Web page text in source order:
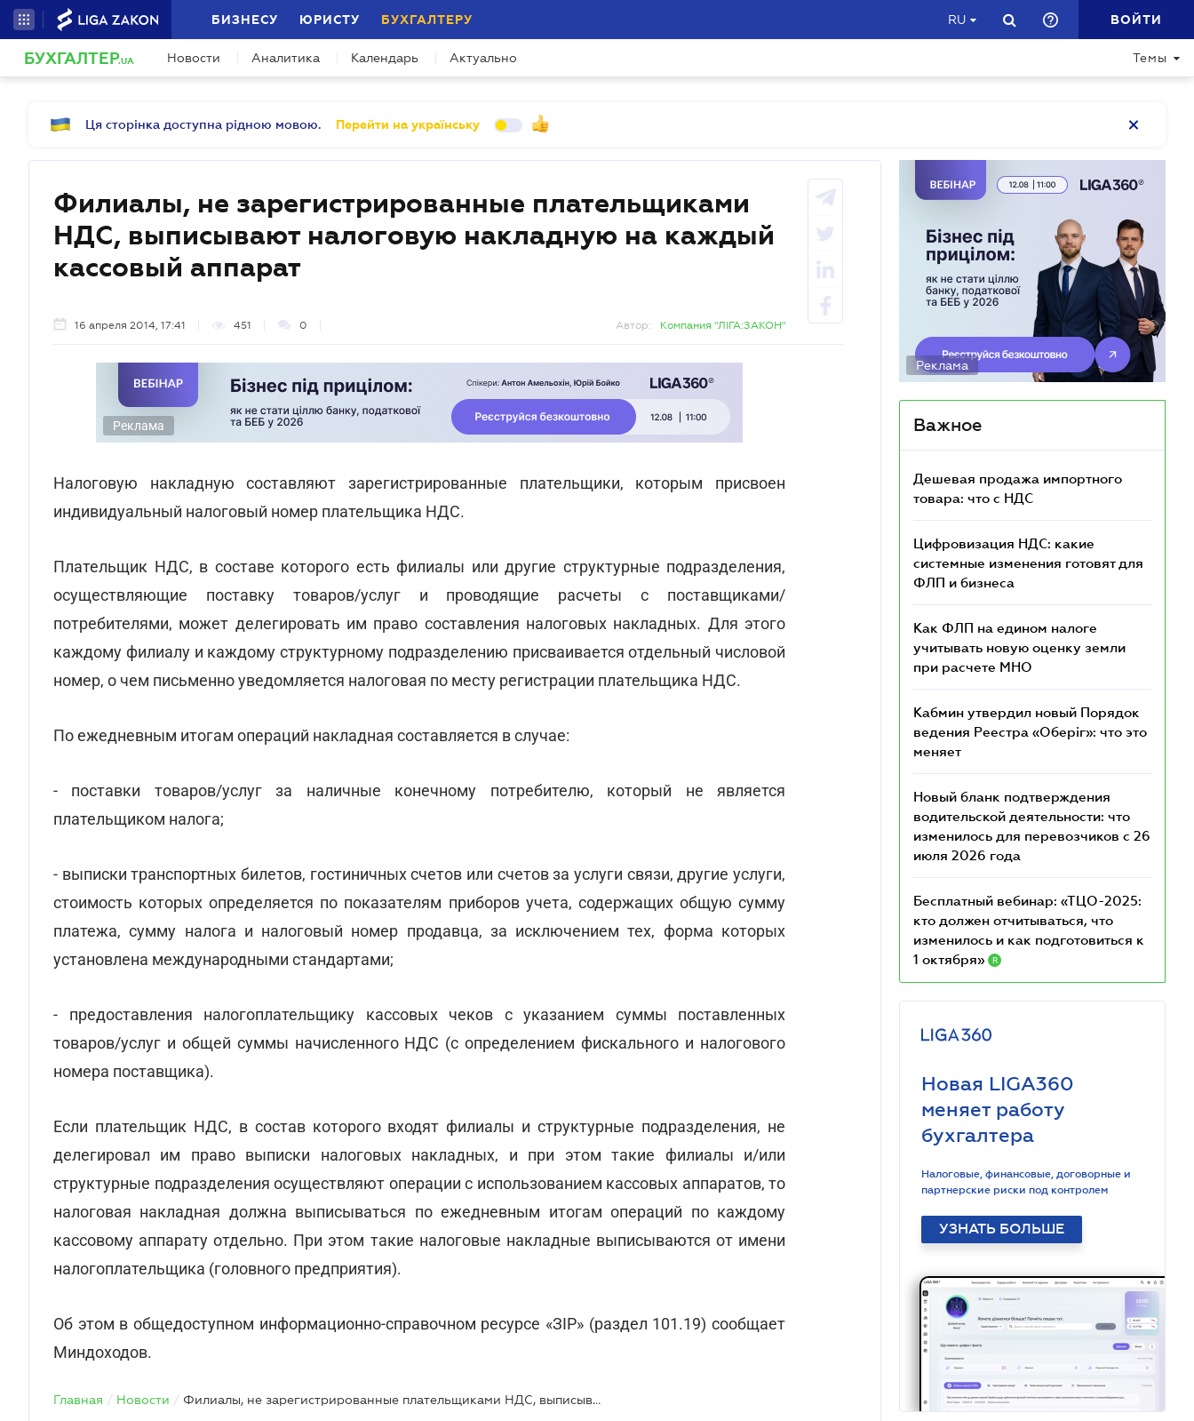
БИЗНЕСУ ЮРИСТУ БУХГАЛТЕРУ RU ВОЙТИ
БУХГАЛТЕР.UA Новости Аналитика Календарь Актуально Темы
Ця сторінка доступна рідною мовою. Перейти на українську
Филиалы, не зарегистрированные плательщиками
НДС, выписывают налоговую накладную на каждый
кассовый аппарат
16 апреля 2014, 17:41 451 0 Автор: Компания "ЛІГА:ЗАКОН"
Реклама
Налоговую накладную составляют зарегистрированные плательщики, которым присвоен
индивидуальный налоговый номер плательщика НДС.
Плательщик НДС, в составе которого есть филиалы или другие структурные подразделения,
осуществляющие поставку товаров/услуг и проводящие расчеты с поставщиками/
потребителями, может делегировать им право составления налоговых накладных. Для этого
каждому филиалу и каждому структурному подразделению присваивается отдельный числовой
номер, о чем письменно уведомляется налоговая по месту регистрации плательщика НДС.
По ежедневным итогам операций накладная составляется в случае:
- поставки товаров/услуг за наличные конечному потребителю, который не является
плательщиком налога;
- выписки транспортных билетов, гостиничных счетов или счетов за услуги связи, другие услуги,
стоимость которых определяется по показателям приборов учета, содержащих общую сумму
платежа, сумму налога и налоговый номер продавца, за исключением тех, форма которых
установлена международными стандартами;
- предоставления налогоплательщику кассовых чеков с указанием суммы поставленных
товаров/услуг и общей суммы начисленного НДС (с определением фискального и налогового
номера поставщика).
Если плательщик НДС, в состав которого входят филиалы и структурные подразделения, не
делегировал им право выписки налоговых накладных, и при этом такие филиалы и/или
структурные подразделения осуществляют операции с использованием кассовых аппаратов, то
налоговая накладная должна выписываться по ежедневным итогам операций по каждому
кассовому аппарату отдельно. При этом такие налоговые накладные выписываются от имени
налогоплательщика (головного предприятия).
Об этом в общедоступном информационно-справочном ресурсе «ЗІР» (раздел 101.19) сообщает
Миндоходов.
Главная / Новости / Филиалы, не зарегистрированные плательщиками НДС, выписывают налоговую накладную на каждый кассовый аппарат
Реклама
Важное
Дешевая продажа импортного
товара: что c НДС
Цифровизация НДС: какие
системные изменения готовят для
ФЛП и бизнеса
Как ФЛП на едином налоге
учитывать новую оценку земли
при расчете МНО
Кабмин утвердил новый Порядок
ведения Реестра «Оберіг»: что это
меняет
Новый бланк подтверждения
водительской деятельности: что
изменилось для перевозчиков с 26
июля 2026 года
Бесплатный вебинар: «ТЦО-2025:
кто должен отчитываться, что
изменилось и как подготовиться к
1 октября»
R
Новая LIGA360
меняет работу
бухгалтера
Налоговые, финансовые, договорные и
партнерские риски под контролем
УЗНАТЬ БОЛЬШЕ